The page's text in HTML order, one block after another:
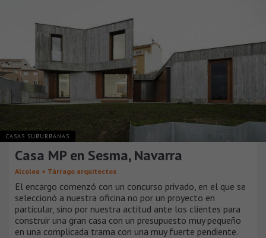
CASAS SUBURBANAS
Casa MP en Sesma, Navarra
Alcolea + Tárrago arquitectos
El encargo comenzó con un concurso privado, en el que se
seleccionó a nuestra oficina no por un proyecto en
particular, sino por nuestra actitud ante los clientes para
construir una gran casa con un presupuesto muy pequeño
en una complicada trama con una muy fuerte pendiente.